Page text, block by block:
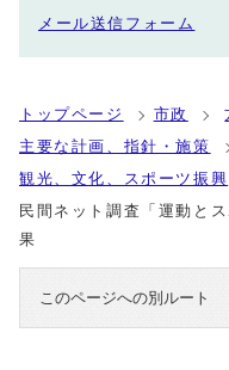
メール送信フォーム
トップページ 市政
主要な計画、指針・施策
観光、文化、スポーツ振興
民間ネット調査「運動と
果
このページへの別ルート